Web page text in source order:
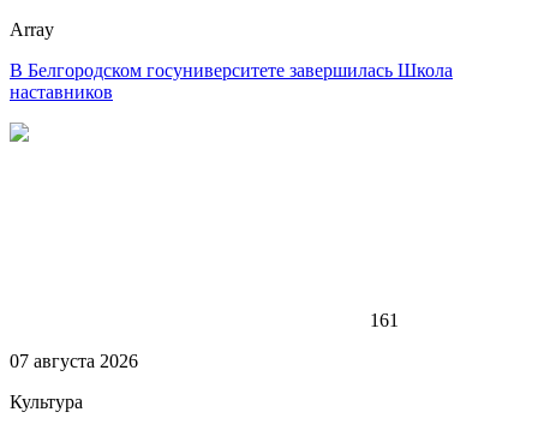
Array
В Белгородском госуниверситете завершилась Школа
наставников
161
07 августа 2026
Культура